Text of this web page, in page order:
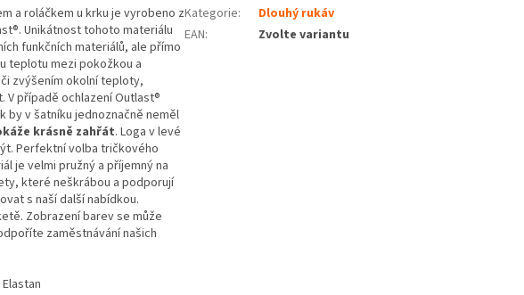
a roláčkem u krku je vyrobeno z
Unikátnost tohoto materiálu
funkčních materiálů, ale přímo
teplotu mezi pokožkou a
zvýšením okolní teploty,
případě ochlazení Outlast®
by v šatníku jednoznačně neměl
krásně zahřát. Loga v levé
Perfektní volba tričkového
je velmi pružný a příjemný na
které neškrábou a podporují
s naší další nabídkou.
Zobrazení barev se může
zaměstnávání našich
Kategorie:
Dlouhý rukáv
EAN: Zvolte variantu